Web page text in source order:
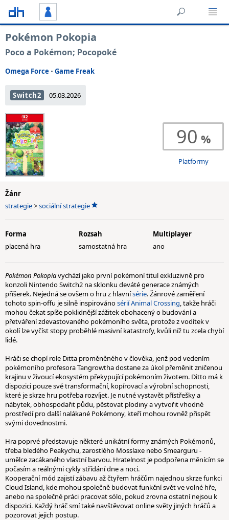
Pokémon Pokopia
Poco a Pokémon; Pocopoké
Omega Force • Game Freak
Switch2 05.03.2026
90
Platformy
Žánr
strategie>sociální strategie
Forma
placená hra
Rozsah
samostatná hra
Multiplayer
ano
Pokémon Pokopiavychází jako první pokémoní titul exkluzivně pro
konzoli Nintendo Switch2 na sklonku deváté generace známých
příšerek. Nejedná se ovšem o hru z hlavnísérie. Žánrové zaměření
tohoto spin-offu je silně inspirovánosérií Animal Crossing, takže hráči
mohou čekat spíše poklidnější zážitek obohacený o budování a
přetváření zdevastovaného pokémoního světa, protože z vodítek v
okolí lze vyčíst stopy proběhlé masivní katastrofy, kvůli níž tu zcela chybí
lidé.
Hráči se chopí role Ditta proměněného v člověka, jenž pod vedením
pokémoního profesora Tangrowtha dostane za úkol přeměnit zničenou
krajinu v živoucí ekosystém překypující pokémoním životem. Ditto má k
dispozici pouze své transformační, kopírovací a výrobní schopnosti,
které je skrze hru potřeba rozvíjet. Je nutné vystavět přístřešky a
nábytek, obhospodařit půdu, pěstovat plodiny a vytvořit vhodné
prostředí pro další nalákané Pokémony, kteří mohou rovněž přispět
svými dovednostmi.
Hra poprvé představuje některé unikátní formy známých Pokémonů,
třeba bledého Peakychu, zarostlého Mosslaxe nebo Smearguru -
umělce zacákaného vlastní barvou. Hratelnost je podpořena měnícím se
počasím a reálnými cykly střídání dne a noci.
Kooperační mód zajistí zábavu až čtyřem hráčům najednou skrze funkci
Cloud Island, kde mohou společně budovat funkční svět ve volné hře,
anebo na společné práci pracovat sólo, pokud zrovna ostatní nejsou k
dispozici. Každý hráč smí také navštěvovat online světy jiných hráčů a
pozorovat jejich postup.